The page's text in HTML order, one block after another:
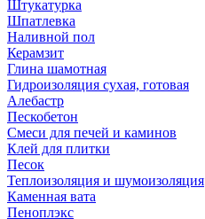
Штукатурка
Шпатлевка
Наливной пол
Керамзит
Глина шамотная
Гидроизоляция сухая, готовая
Алебастр
Пескобетон
Смеси для печей и каминов
Клей для плитки
Песок
Теплоизоляция и шумоизоляция
Каменная вата
Пеноплэкс